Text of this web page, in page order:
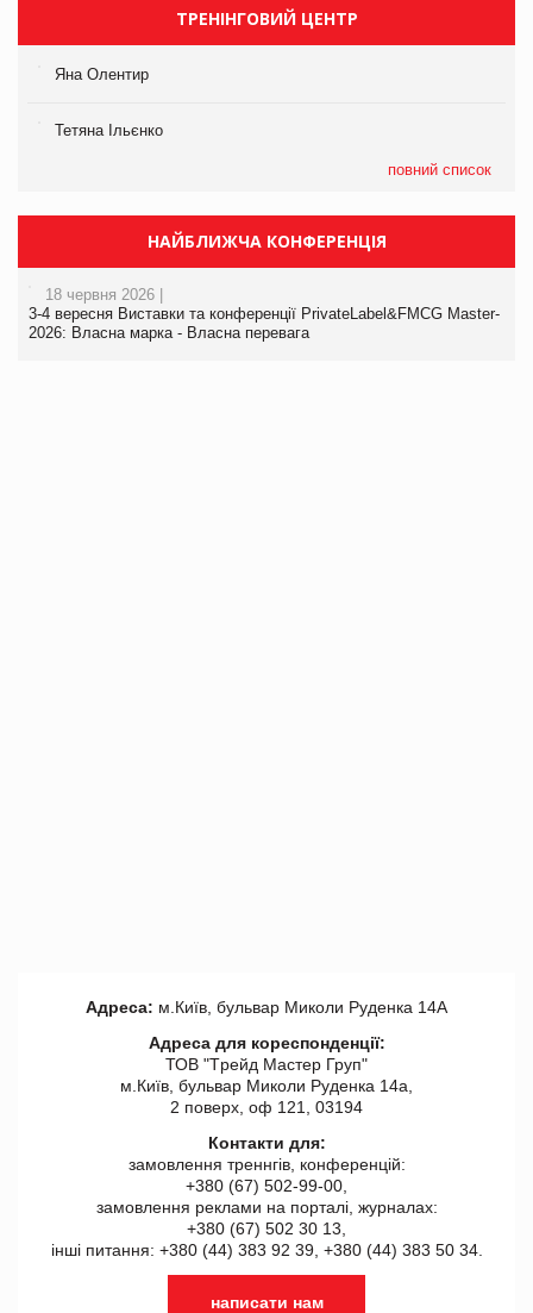
ТРЕНІНГОВИЙ ЦЕНТР
Яна Олентир
Тетяна Ільєнко
повний список
НАЙБЛИЖЧА КОНФЕРЕНЦІЯ
18 червня 2026 |
3-4 вересня Виставки та конференції PrivateLabel&FMCG Master-
2026: Власна марка - Власна перевага
Адреса: м.Київ, бульвар Миколи Руденка 14А
Адреса для кореспонденції:
ТОВ "Tрейд Мастер Груп"
м.Київ, бульвар Миколи Руденка 14а,
2 поверх, оф 121, 03194
Контакти для:
замовлення треннгів, конференцій:
+380 (67) 502-99-00,
замовлення реклами на порталі, журналах:
+380 (67) 502 30 13,
інші питання: +380 (44) 383 92 39, +380 (44) 383 50 34.
написати нам